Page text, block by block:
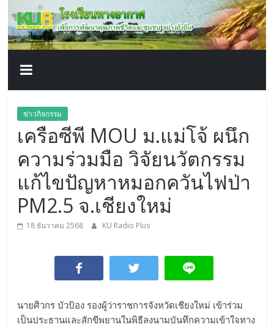
content
โรงเรียน
ทาง
อากาศ​
เพื่อ
พัฒนา
คุณภาพ
ชีวิต
ข่าวกิจกรรม
เครือซีพี MOU ม.แม่โจ้ ผนึก
ความร่วมมือ วิจัยนวัตกรรม
แก้ไขปัญหาหมอกควันไฟป่า
PM2.5 จ.เชียงใหม่
18 ธันวาคม 2568 KU Radio Plus
นายศิวกร บัวป้อง รองผู้ว่าราชการจังหวัดเชียงใหม่ เข้าร่วม
เป็นประธานและสักขีพยานในพิธีลงนามบันทึกความเข้าใจทาง